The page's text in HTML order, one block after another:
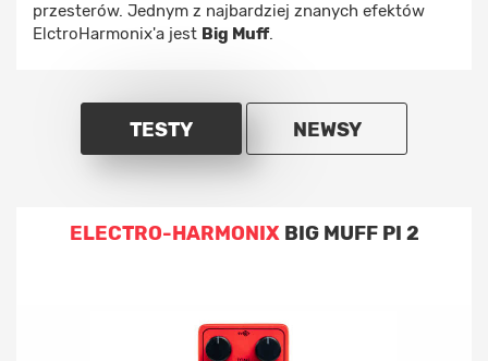
przesterów. Jednym z najbardziej znanych efektów
ElctroHarmonix'a jest Big Muff.
TESTY NEWSY
ELECTRO-HARMONIXBIG MUFF PI 2